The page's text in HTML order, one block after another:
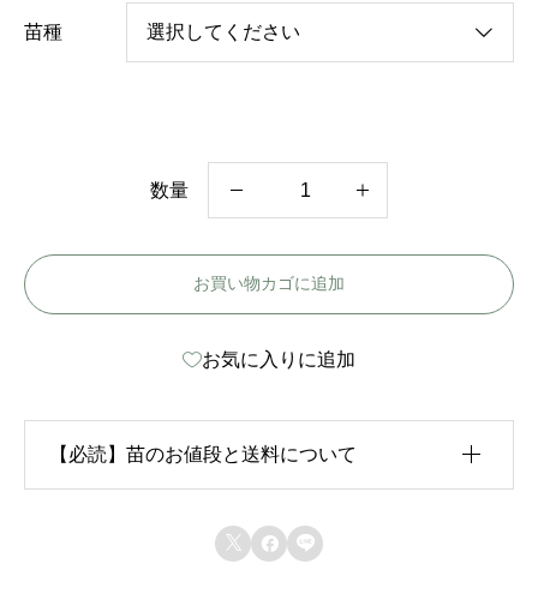
苗種
数量
ー
フ
C
お買い物カゴに追加
お気に入りに追加
【必読】苗のお値段と送料について
生育状況が各苗、また季節ごとに異なるため、苗のお
での表示となっております。
  